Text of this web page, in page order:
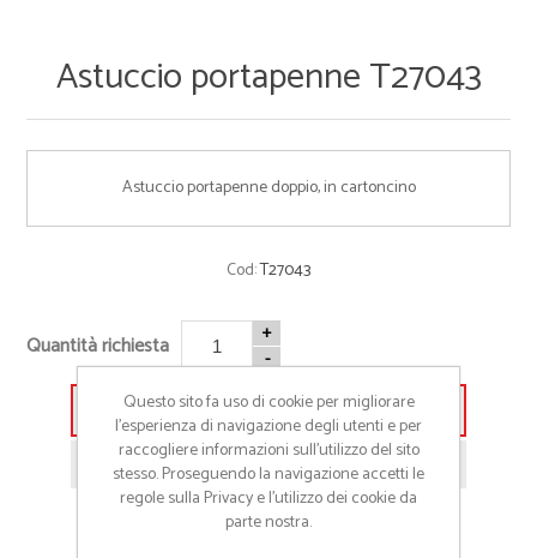
Astuccio portapenne T27043
Astuccio portapenne doppio, in cartoncino
Cod:T27043
Quantità richiesta
+
-
Aggiungi alla lista preventivo
Richiedi informazioni prodotto
Questo sito fa uso di cookie per migliorare
l’esperienza di navigazione degli utenti e per
raccogliere informazioni sull’utilizzo del sito
stesso. Proseguendo la navigazione accetti le
regole sulla Privacy e l'utilizzo dei cookie da
parte nostra.